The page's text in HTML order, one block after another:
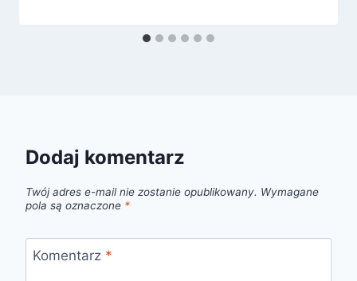
Dodaj komentarz
Twój adres e-mail nie zostanie opublikowany. Wymagane
pola są oznaczone *
Komentarz *